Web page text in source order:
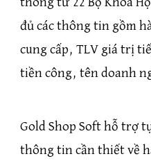
thông tư 22 Bộ Khoa
đủ các thông tin gồm
cung cấp, TLV giá trị
tiền công, tên doanh
Gold Shop Soft hỗ trợ
thông tin cần thiết về